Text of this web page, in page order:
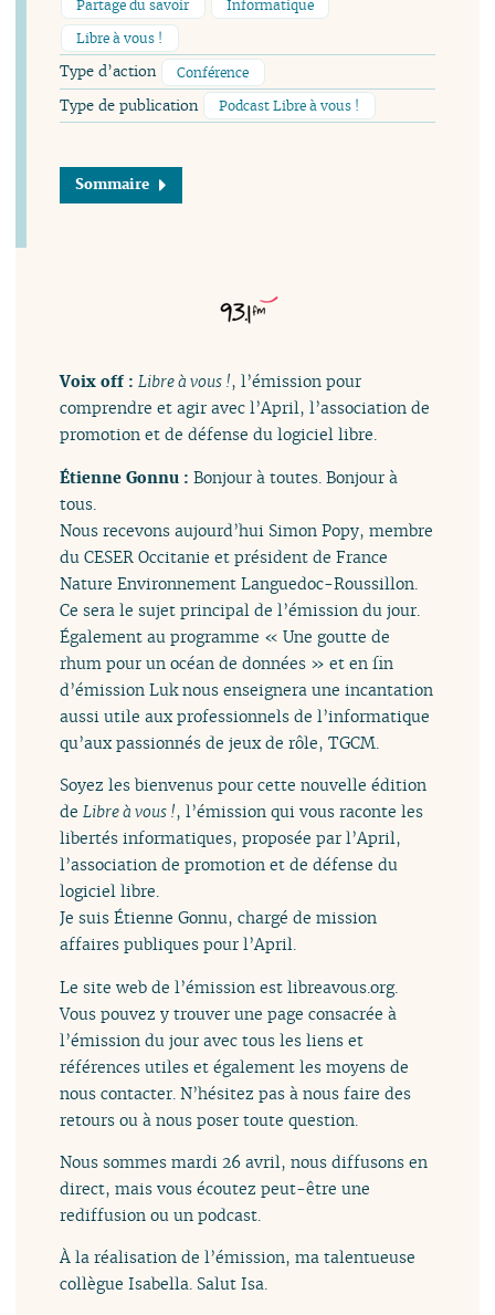
Partage du savoir
Informatique
Libre à vous !
Type d’action Conférence
Type de publication Podcast Libre à vous !
Sommaire
Voix off :Libre à vous !, l’émission pour
comprendre et agir avec l’April, l’association de
promotion et de défense du logiciel libre.
Étienne Gonnu :Bonjour à toutes. Bonjour à
tous.
Nous recevons aujourd’hui Simon Popy, membre
du CESER Occitanie et président de France
Nature Environnement Languedoc-Roussillon.
Ce sera le sujet principal de l’émission du jour.
Également au programme « Une goutte de
rhum pour un océan de données » et en fin
d’émission Luk nous enseignera une incantation
aussi utile aux professionnels de l’informatique
qu’aux passionnés de jeux de rôle, TGCM.
Soyez les bienvenus pour cette nouvelle édition
deLibre à vous !, l’émission qui vous raconte les
libertés informatiques, proposée par l’April,
l’association de promotion et de défense du
logiciel libre.
Je suis Étienne Gonnu, chargé de mission
affaires publiques pour l’April.
Le site web de l’émission est libreavous.org.
Vous pouvez y trouver une page consacrée à
l’émission du jour avec tous les liens et
références utiles et également les moyens de
nous contacter. N’hésitez pas à nous faire des
retours ou à nous poser toute question.
Nous sommes mardi 26 avril, nous diffusons en
direct, mais vous écoutez peut-être une
rediffusion ou un podcast.
À la réalisation de l’émission, ma talentueuse
collègue Isabella. Salut Isa.